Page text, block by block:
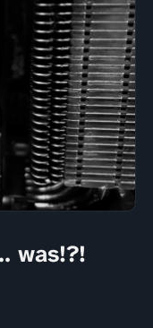
was!?!